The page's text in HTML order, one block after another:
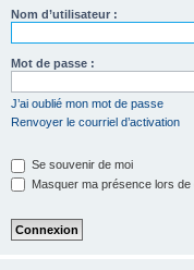
Nom d’utilisateur :
Mot de passe :
J’ai oublié mon mot de passe
Renvoyer le courriel d’activation
Se souvenir de moi
Masquer ma présence lors